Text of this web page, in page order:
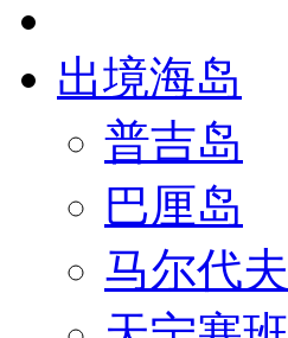
出境海岛
普吉岛
巴厘岛
马尔代夫